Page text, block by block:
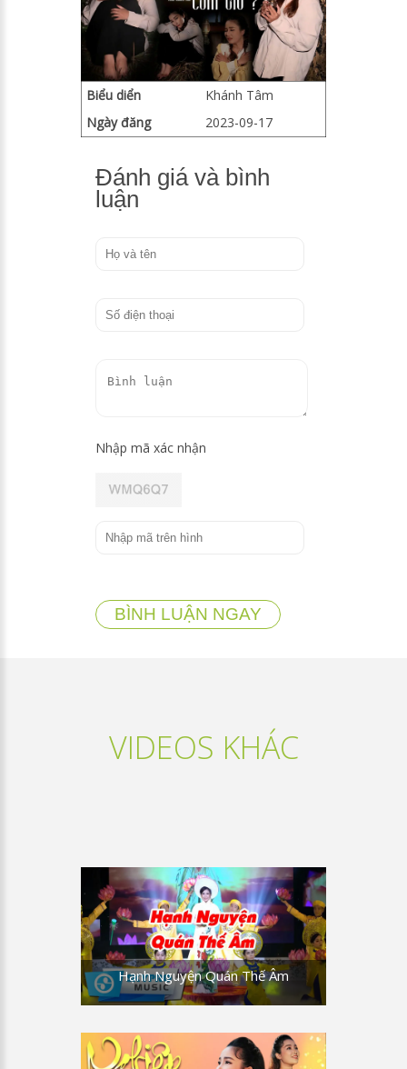
Biểu diển
Khánh Tâm
Ngày đăng
2023-09-17
Đánh giá và bình
luận
Nhập mã xác nhận
BÌNH LUẬN NGAY
VIDEOS KHÁC
Hạnh Nguyện Quán Thế Âm